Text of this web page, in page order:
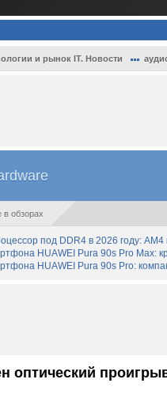
и рынок IT. Новости
обзорах
под DDR4 в 2026 году: AM4
HUAWEI Pura 90s Pro Max:
HUAWEI Pura 90s Pro:
оптический